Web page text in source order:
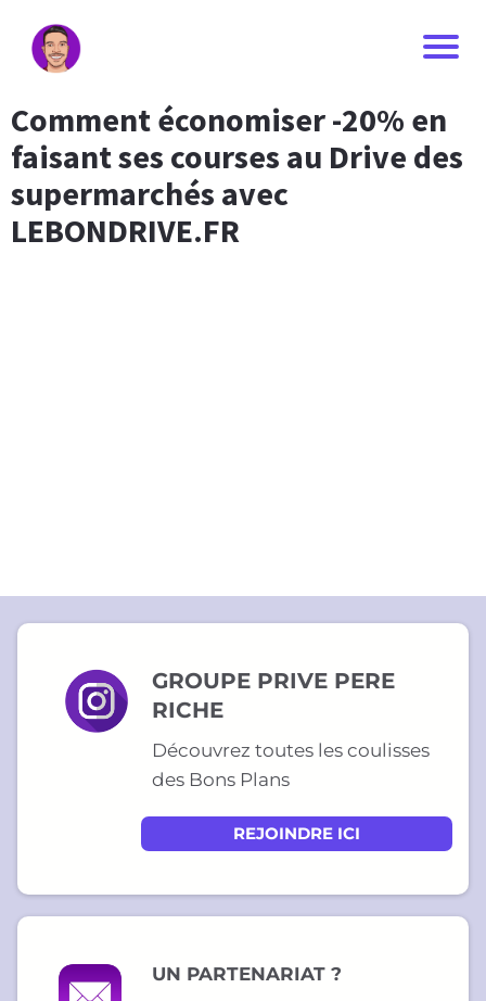
Comment économiser -20% en
faisant ses courses au Drive des
supermarchés avec
LEBONDRIVE.FR
GROUPE PRIVE PERE
RICHE
Découvrez toutes les coulisses
des Bons Plans
REJOINDRE ICI
UN PARTENARIAT ?